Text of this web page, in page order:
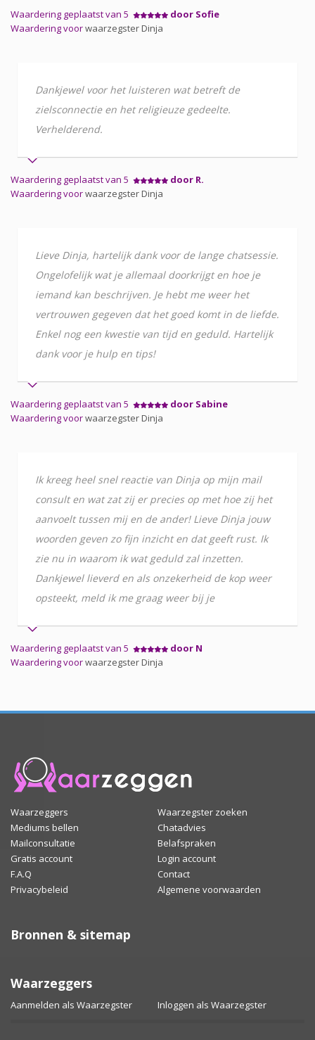
Waardering geplaatst van 5
door Sofie
Waardering voorwaarzegster Dinja
Dankjewel voor het luisteren wat betreft de
zielsconnectie en het religieuze gedeelte.
Verhelderend.
Waardering geplaatst van 5
door R.
Waardering voorwaarzegster Dinja
Lieve Dinja, hartelijk dank voor de lange chatsessie.
Ongelofelijk wat je allemaal doorkrijgt en hoe je
iemand kan beschrijven. Je hebt me weer het
vertrouwen gegeven dat het goed komt in de liefde.
Enkel nog een kwestie van tijd en geduld. Hartelijk
dank voor je hulp en tips!
Waardering geplaatst van 5
door Sabine
Waardering voorwaarzegster Dinja
Ik kreeg heel snel reactie van Dinja op mijn mail
consult en wat zat zij er precies op met hoe zij het
aanvoelt tussen mij en de ander! Lieve Dinja jouw
woorden geven zo fijn inzicht en dat geeft rust. Ik
zie nu in waarom ik wat geduld zal inzetten.
Dankjewel lieverd en als onzekerheid de kop weer
opsteekt, meld ik me graag weer bij je
Waardering geplaatst van 5
door N
Waardering voorwaarzegster Dinja
Waarzeggers
Waarzegster zoeken
Mediums bellen
Chatadvies
Mailconsultatie
Belafspraken
Gratis account
Login account
F.A.Q
Contact
Privacybeleid
Algemene voorwaarden
Bronnen & sitemap
Waarzeggers
Aanmelden als Waarzegster Inloggen als Waarzegster